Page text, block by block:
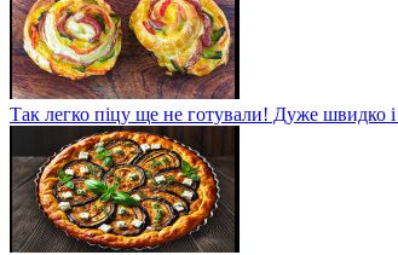
Так легко піцу ще не готували! Дуже швидко